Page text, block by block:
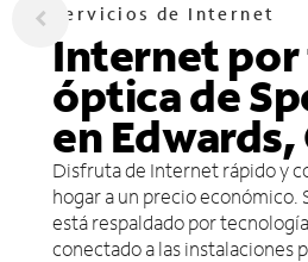
Servicios de Internet
Internet
óptica de
en Edwards,
Disfruta de Internet rápido y
hogar a un precio
está respaldado por
conectado a las instalaciones